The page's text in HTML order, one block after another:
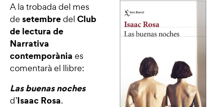
A la trobada del mes
de setembredel Club
de lectura de
Narrativa
contemporània es
comentarà el llibre:
Las buenas noches
d’Isaac Rosa.